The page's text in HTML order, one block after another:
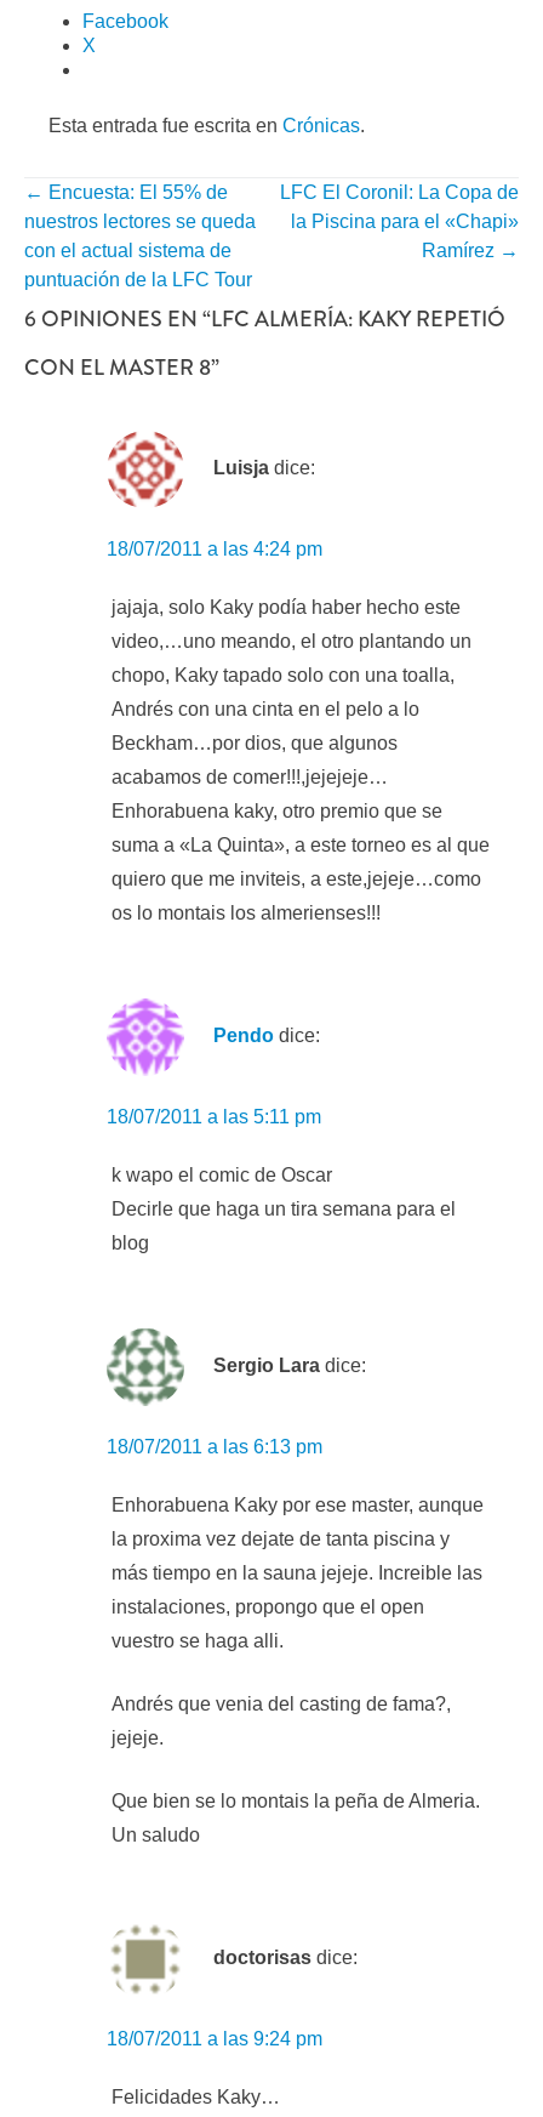
Facebook
X
Esta entrada fue escrita en Crónicas.
NAVEGACIÓN
POR
ENTRADA
← Encuesta: El 55% de
nuestros lectores se queda
con el actual sistema de
puntuación de la LFC Tour
LFC El Coronil: La Copa de
la Piscina para el «Chapi»
Ramírez →
6 OPINIONES EN “LFC ALMERÍA: KAKY REPETIÓ
CON EL MASTER 8”
Luisja dice:
18/07/2011 a las 4:24 pm
jajaja, solo Kaky podía haber hecho este
video,…uno meando, el otro plantando un
chopo, Kaky tapado solo con una toalla,
Andrés con una cinta en el pelo a lo
Beckham…por dios, que algunos
acabamos de comer!!!,jejejeje…
Enhorabuena kaky, otro premio que se
suma a «La Quinta», a este torneo es al que
quiero que me inviteis, a este,jejeje…como
os lo montais los almerienses!!!
Pendo dice:
18/07/2011 a las 5:11 pm
k wapo el comic de Oscar
Decirle que haga un tira semana para el
blog
Sergio Lara dice:
18/07/2011 a las 6:13 pm
Enhorabuena Kaky por ese master, aunque
la proxima vez dejate de tanta piscina y
más tiempo en la sauna jejeje. Increible las
instalaciones, propongo que el open
vuestro se haga alli.
Andrés que venia del casting de fama?,
jejeje.
Que bien se lo montais la peña de Almeria.
Un saludo
doctorisas dice:
18/07/2011 a las 9:24 pm
Felicidades Kaky…